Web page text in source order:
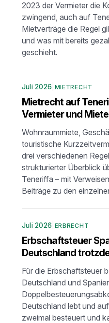
2023 der Vermieter die
zwingend, auch auf
Mietverträge die Regel
und was mit bereits
geschieht.
Juli 2026 MIETRECHT
Mietrecht auf
Vermieter und
Wohnraummiete,
touristische
drei verschiedenen
strukturierter Überblick
Teneriffa – mit
Beiträge zu den
Juli 2026 ERBRECHT
Erbschaftsteuer
Deutschland
Für die Erbschaftsteuer
Deutschland und
Deutschland lebt und
zweimal besteuert und